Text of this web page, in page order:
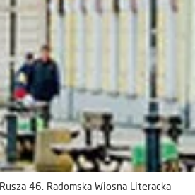
Rusza 46. Radomska Wiosna Literacka